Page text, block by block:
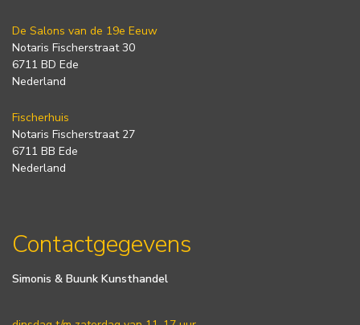
De Salons van de 19e Eeuw
Notaris Fischerstraat 30
6711 BD Ede
Nederland
Fischerhuis
Notaris Fischerstraat 27
6711 BB Ede
Nederland
Contactgegevens
Simonis & Buunk Kunsthandel